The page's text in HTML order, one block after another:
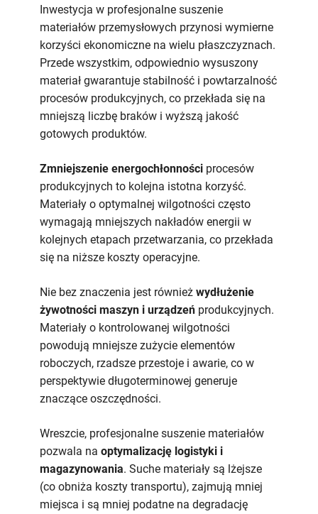
Inwestycja w profesjonalne suszenie
materiałów przemysłowych przynosi wymierne
korzyści ekonomiczne na wielu płaszczyznach.
Przede wszystkim, odpowiednio wysuszony
materiał gwarantuje stabilność i powtarzalność
procesów produkcyjnych, co przekłada się na
mniejszą liczbę braków i wyższą jakość
gotowych produktów.
Zmniejszenie energochłonności procesów
produkcyjnych to kolejna istotna korzyść.
Materiały o optymalnej wilgotności często
wymagają mniejszych nakładów energii w
kolejnych etapach przetwarzania, co przekłada
się na niższe koszty operacyjne.
Nie bez znaczenia jest również wydłużenie
żywotności maszyn i urządzeń produkcyjnych.
Materiały o kontrolowanej wilgotności
powodują mniejsze zużycie elementów
roboczych, rzadsze przestoje i awarie, co w
perspektywie długoterminowej generuje
znaczące oszczędności.
Wreszcie, profesjonalne suszenie materiałów
pozwala na optymalizację logistyki i
magazynowania. Suche materiały są lżejsze
(co obniża koszty transportu), zajmują mniej
miejsca i są mniej podatne na degradację